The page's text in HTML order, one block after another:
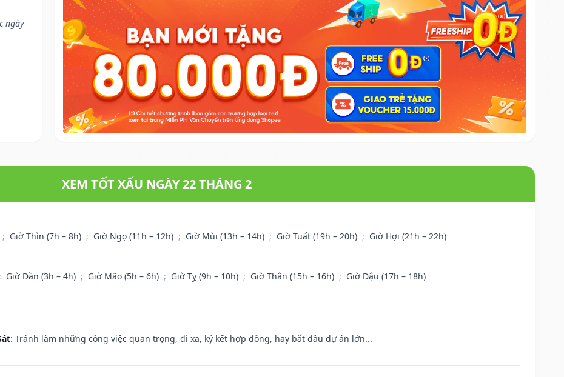
ngày
XEM TỐT XẤU NGÀY 22 THÁNG 2
; Giờ Thìn (7h – 8h) ; Giờ Ngọ (11h – 12h) ; Giờ Mùi (13h – 14h) ; Giờ Tuất (19h – 20h) ; Giờ Hợi (21h – 22h)
; Giờ Dần (3h – 4h) ; Giờ Mão (5h – 6h) ; Giờ Tỵ (9h – 10h) ; Giờ Thân (15h – 16h) ; Giờ Dậu (17h – 18h)
: Tránh làm những công việc quan trọng, đi xa, ký kết hợp đồng, hay bắt đầu dự án lớn...